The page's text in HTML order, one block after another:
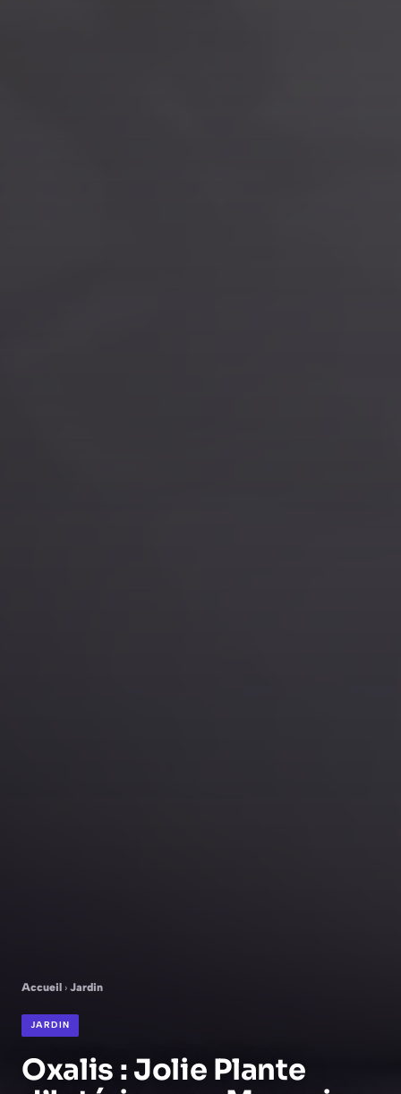
Accueil › Jardin
JARDIN
Oxalis : Jolie Plante